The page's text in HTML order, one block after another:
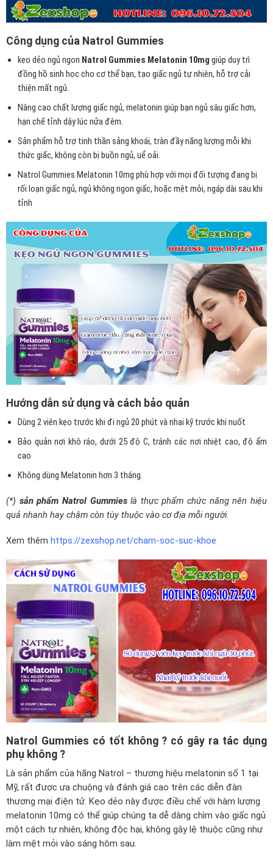
Công dụng của Natrol Gummies
kẹo dẻo ngủ ngon Natrol Gummies Melatonin 10mg giúp duy trì
đồng hồ sinh học cho cơ thể bạn, tạo giấc ngủ tự nhiên, hỗ trợ cải
thiện mất ngủ.
Nâng cao chất lượng giấc ngủ, melatonin giúp bạn ngủ sâu giấc hơn,
hạn chế tỉnh dậy lúc nửa đêm.
Sản phẩm hỗ trợ tinh thần sảng khoái, tràn đầy năng lượng mỗi khi
thức giấc, không còn bị buồn ngủ, uể oải.
Natrol Gummies Melatonin 10mg phù hợp với mọi đối tượng đang bị
rối loạn giấc ngủ, ngủ không ngon giấc, hoặc mệt mỏi, ngáp dài sau khi
tỉnh
Hướng dẫn sử dụng và cách bảo quản
Dùng 2 viên kẹo trước khi đi ngủ 20 phút và nhai kỹ trước khi nuốt
Bảo quản nơi khô ráo, dưới 25 độ C, tránh các nơi nhiệt cao, độ ẩm
cao
Không dùng Melatonin hơn 3 tháng.
(*) sản phẩm Natrol Gummieslà thực phẩm chức năng nên hiệu
quả nhanh hay chậm còn tùy thuộc vào cơ địa mỗi người.
Xem thêm https://zexshop.net/cham-soc-suc-khoe
Natrol Gummies có tốt không ? có gây ra tác dụng
phụ không ?
Là sản phẩm của hãng Natrol – thương hiệu melatonin số 1 tại
Mỹ, rất được ưa chuộng và đánh giá cao trên các diễn đàn
thương mại điện tử. Kẹo dẻo này được điều chế với hàm lượng
melatonin 10mg có thể giúp chúng ta dễ dàng chìm vào giấc ngủ
một cách tự nhiên, không độc hại, không gây lệ thuộc cũng như
làm mệt mỏi vào sáng hôm sau.